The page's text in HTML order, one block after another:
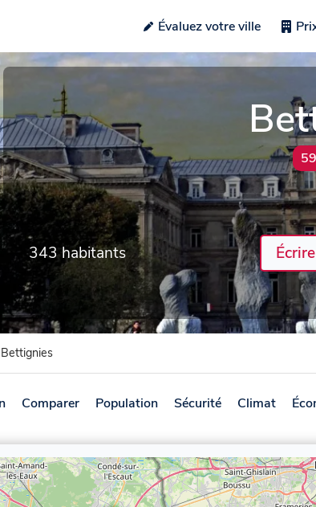
Évaluez votre ville
343 habitants
Bettignies
Comparer Population Sécurité Climat